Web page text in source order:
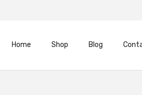
Home Shop Blog